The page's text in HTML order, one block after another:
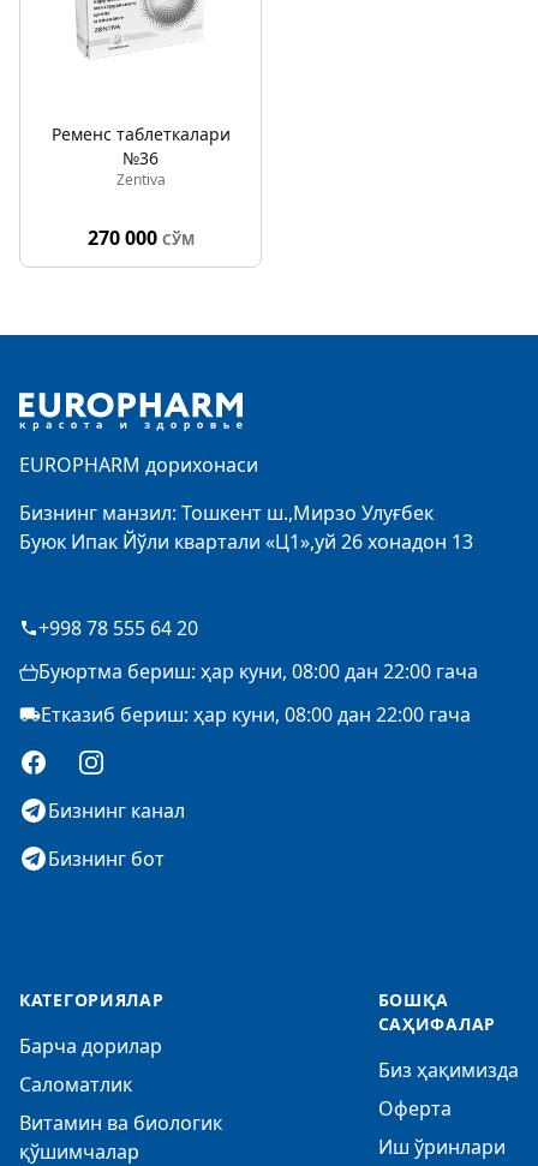
Ременс таблеткалари
№36
Zentiva
270 000 СЎМ
EUROPHARM дорихонаси
Бизнинг манзил: Тошкент ш.,Мирзо Улуғбек
Буюк Ипак Йўли квартали «Ц1»,уй 26 хонадон 13
+998 78 555 64 20
Буюртма бериш: ҳар куни, 08:00 дан 22:00 гача
Етказиб бериш: ҳар куни, 08:00 дан 22:00 гача
FacebookInstagram
Бизнинг канал
Бизнинг бот
КАТЕГОРИЯЛАР
Барча дорилар
Саломатлик
Витамин ва биологик
қўшимчалар
БОШҚА
САҲИФАЛАР
Биз ҳақимизда
Оферта
Иш ўринлари